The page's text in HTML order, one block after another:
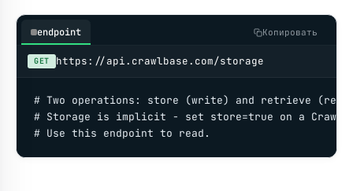
endpoint Копировать
GET https://api.crawlbase.com/storage
# Two operations: store (write) and retrieve
# Storage is implicit - set store=true on a
# Use this endpoint to read.